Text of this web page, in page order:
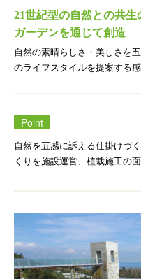
ギフト用フラワー
プライバシーポリシー
ソーシャルメディア規約
21世紀型の自然との共
ガーデンを通じて創造
自然の素晴らしさ・美しさを
のライフスタイルを提案する
Point
自然を五感に訴える仕掛けづ
くりを施設運営、植栽施工の